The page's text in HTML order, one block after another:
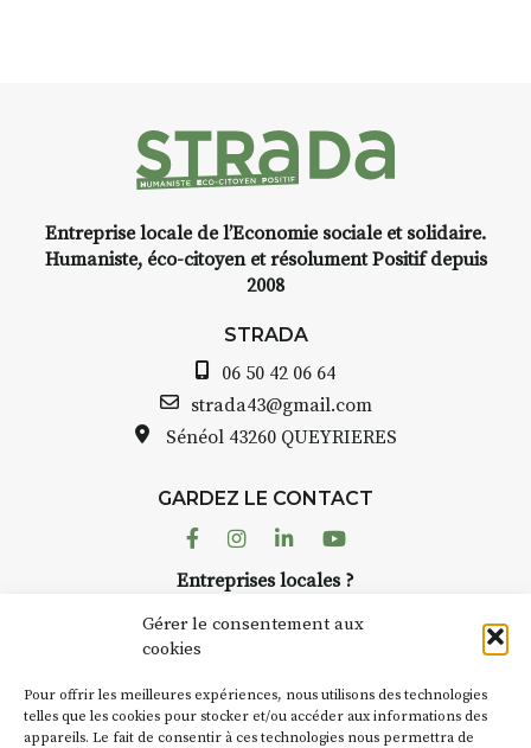
Gérer le consentement aux
cookies
Pour offrir les meilleures expériences, nous utilisons des technologies
telles que les cookies pour stocker et/ou accéder aux informations des
appareils. Le fait de consentir à ces technologies nous permettra de
Entreprise locale de l’Economie sociale et solidaire.
Humaniste, éco-citoyen et résolument Positif depuis
2008
STRADA
06 50 42 06 64
strada43@gmail.com
Sénéol 43260 QUEYRIERES
GARDEZ LE CONTACT
FacebookInstagram
LinkedinYoutube
Entreprises locales ?
Suivez toute l'actu de Strada